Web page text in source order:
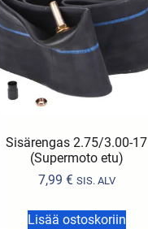
Sisärengas 2.75/3.00-17
(Supermoto etu)
7,99 € SIS. ALV
Lisää ostoskoriin